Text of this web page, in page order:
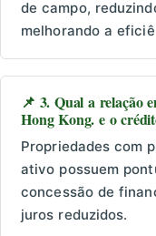
de campo,
melhorando a
📌 3. Qual a relação
Hong Kong. e o
Propriedades com
ativo possuem
concessão de
juros reduzidos.